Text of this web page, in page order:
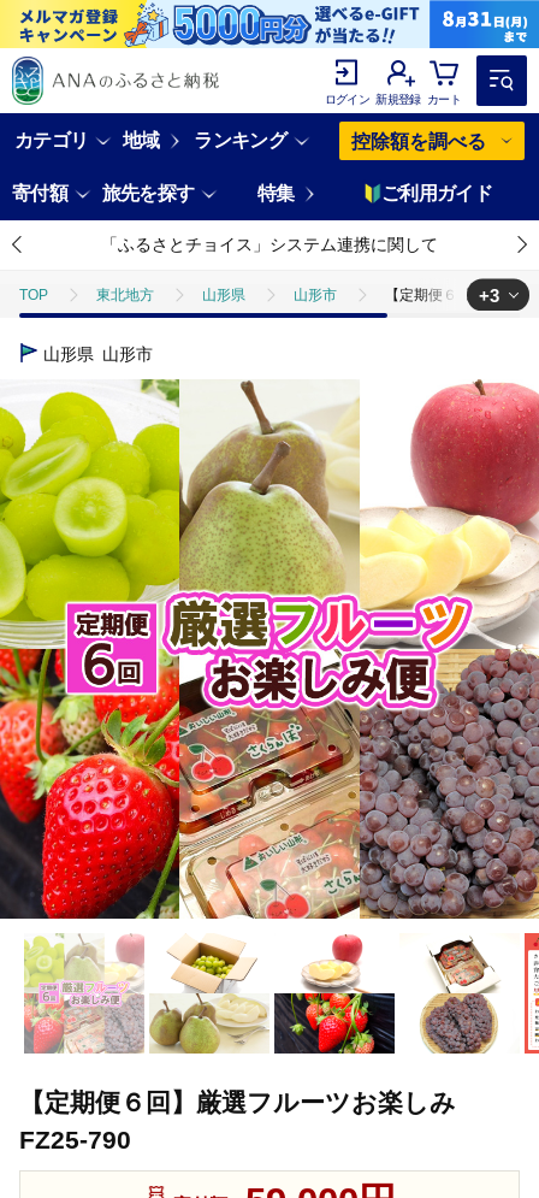
ログイン 新規登録 カート
カテゴリ 地域 ランキング 控除額を調べる
寄付額 旅先を探す 特集 ご利用ガイド
「ふるさとチョイス」システム連携に関して
TOP 東北地方 山形県 山形市 【定期便６回】厳選
TOP
フルーツ 【定期便６回】厳選フルーツお楽しみ
TOP フルーツ ぶどう・マスカット 【定期便６回】厳選フ
+3
山形県 山形市
【定期便６回】厳選フルーツお楽しみ
FZ25-790